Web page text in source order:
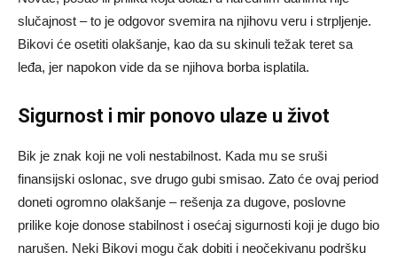
slučajnost – to je odgovor svemira na njihovu veru i strpljenje.
Bikovi će osetiti olakšanje, kao da su skinuli težak teret sa
leđa, jer napokon vide da se njihova borba isplatila.
Sigurnost i mir ponovo ulaze u život
Bik je znak koji ne voli nestabilnost. Kada mu se sruši
finansijski oslonac, sve drugo gubi smisao. Zato će ovaj period
doneti ogromno olakšanje – rešenja za dugove, poslovne
prilike koje donose stabilnost i osećaj sigurnosti koji je dugo bio
narušen. Neki Bikovi mogu čak dobiti i neočekivanu podršku